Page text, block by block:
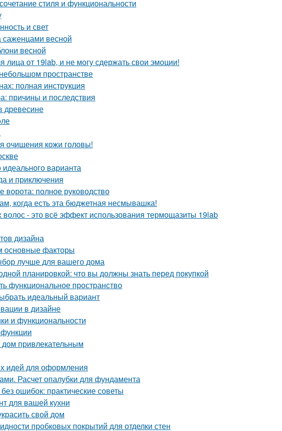
стиля и функциональности
и свет
саженцами весной
весной
лица от 19lab, и не могу сдержать свои эмоции!
пространстве
полная инструкция
причины и последствия
древесине
очищения кожи головы!
варианта
и приключения
полное руководство
когда есть эта бюджетная несмывашка!
волос - это всё эффект использования термощазиты 19lab
дизайна
основные факторы
лучше для вашего дома
планировкой: что вы должны знать перед покупкой
функциональное пространство
идеальный вариант
в дизайне
и функциональности
привлекательным
идей для оформления
Расчет опалубки для фундамента
ошибок: практические советы
для вашей кухни
свой дом
пробковых покрытий для отделки стен